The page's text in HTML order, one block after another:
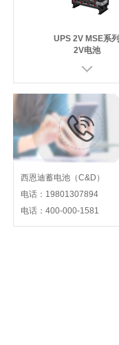
UPS 2V MSE系列
2V电池
西恩迪蓄电池（C&D）
电话：19801307894
电话：400-000-1581